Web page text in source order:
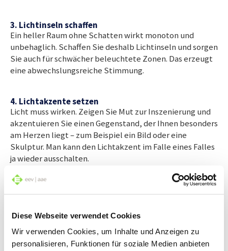
Diese Webseite verwendet Cookies
Wir verwenden Cookies, um Inhalte und Anzeigen zu
personalisieren, Funktionen für soziale Medien anbieten
3. Lichtinseln schaffen
Ein heller Raum ohne Schatten wirkt monoton und
unbehaglich. Schaffen Sie deshalb Lichtinseln und sorgen
Sie auch für schwächer beleuchtete Zonen. Das erzeugt
eine abwechslungsreiche Stimmung.
4. Lichtakzente setzen
Licht muss wirken. Zeigen Sie Mut zur Inszenierung und
akzentuieren Sie einen Gegenstand, der Ihnen besonders
am Herzen liegt – zum Beispiel ein Bild oder eine
Skulptur. Man kann den Lichtakzent im Falle eines Falles
ja wieder ausschalten.
Tischbeleuchtung oder ein Licht-Spot, der sich in den
darauf, dass das Leuchtmittel abgeschirmt ist.